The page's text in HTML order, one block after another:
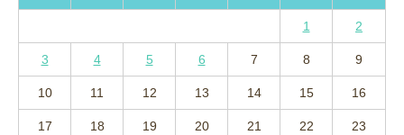
1 2
3 4 5 6 7 8 9
10 11 12 13 14 15 16
17 18 19 20 21 22 23